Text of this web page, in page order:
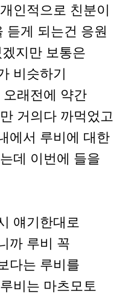
인적으로 친분이
듣게 되는건 응원
지만 보통은
비슷하기
래전에 약간
거의다 까먹었고
에서 루비에 대한
데 이번에 들을
얘기한대로
까 루비 꼭
다는 루비를
비는 마츠모토